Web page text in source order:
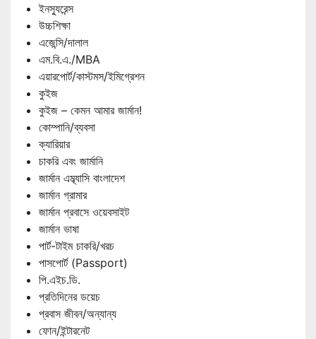
ইনস্যুরেন্স
উচ্চশিক্ষা
এজেন্সি/দালাল
এম.বি.এ./MBA
এয়ারপোর্ট/কাস্টমস/ইমিগ্রেশন
কুইজ
কুইজ – কেমন আমার জার্মান!
কোম্পানি/ব্যবসা
ক্যারিয়ার
চাকরি এবং জার্মানি
জার্মান এম্ব্যাসি বাংলাদেশ
জার্মান গ্রামার
জার্মান প্রবাসে ওয়েবসাইট
জার্মান ভাষা
পার্ট-টাইম চাকরি/খরচ
পাসপোর্ট (Passport)
পি.এইচ.ডি.
প্রতিদিনের ডয়েচ
প্রবাস জীবন/অন্যান্য
ফোন/ইন্টারনেট